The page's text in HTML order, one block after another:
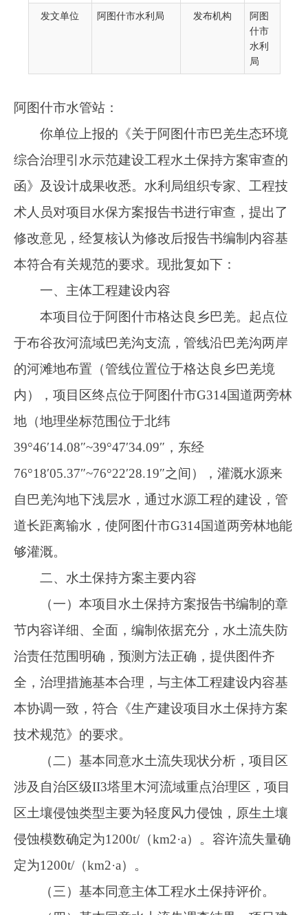
发文单位
阿图什市水利局 发布机构
阿图
什市
水利
局
你单位上报的《关于阿图什市巴羌生态环境
术人员对项目水保方案报告书进行审查，提出了
本符合有关规范的要求。现批复如下：
一、主体工程建设内容
本项目位于阿图什市格达良乡巴羌。起点位
于布谷孜河流域巴羌沟支流，管线沿巴羌沟两岸
的河滩地布置（管线位置位于格达良乡巴羌境
地（地理坐标范围位于北纬
39°46′14.08″~39°47′34.09″，东经
76°18′05.37″~76°22′28.19″之间），灌溉水源来
自巴羌沟地下浅层水，通过水源工程的建设，管
道长距离输水，使阿图什市G314国道两旁林地能
二、水土保持方案主要内容
（一）本项目水土保持方案报告书编制的章
节内容详细、全面，编制依据充分，水土流失防
治责任范围明确，预测方法正确，提供图件齐
全，治理措施基本合理，与主体工程建设内容基
技术规范》的要求。
（二）基本同意水土流失现状分析，项目区
涉及自治区级II3塔里木河流域重点治理区，项目
区土壤侵蚀类型主要为轻度风力侵蚀，原生土壤
侵蚀模数确定为1200t/（km2·a）。容许流失量确
（三）基本同意主体工程水土保持评价。
（四）基本同意水土流失调查结果。项目建
设造成的水土流失总量为3857t，新增的水土流失
量为1875t。
（五）基本同意建设期水土流失防治责任范
防治标准执行北方风沙区水土流失防治一级标
准，水土流失防治目标值为：水土流失治理度
85％，土壤流失控制比1.00，渣土防护率89％，
林草植被恢复率、林草覆盖率及表土保护率不做
要求。
施。本工程位于布谷孜河中下游冲洪积细土平